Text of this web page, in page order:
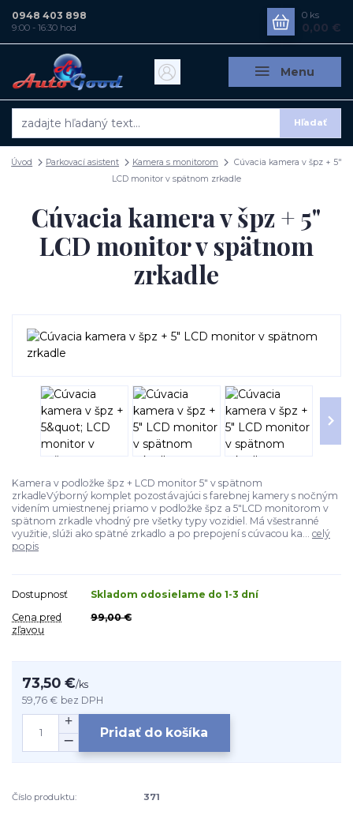
Menu
Hľadať
0948 403 898
9:00 - 16:30 hod
0 ks
0,00 €
Úvod Parkovací asistent Kamera s monitorom
Cúvacia kamera v špz + 5"
LCD monitor v spätnom zrkadle
Cúvacia kamera v špz + 5"
LCD monitor v spätnom
zrkadle
Kamera v podložke špz + LCD monitor 5" v spätnom
zrkadleVýborný komplet pozostávajúci s farebnej kamery s nočným
videním umiestnenej priamo v podložke špz a 5"LCD monitorom v
spätnom zrkadle vhodný pre všetky typy vozidiel. Má všestranné
využitie, slúži ako spätné zrkadlo a po prepojení s cúvacou ka... celý
popis
Dostupnosť
Skladom odosielame do 1-3 dní
Cena pred
zľavou
99,00 €
73,50 €/ks
59,76 € bez DPH
Pridať do košíka
Číslo produktu: 371